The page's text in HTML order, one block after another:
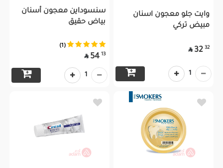
وايت جلو معجون اسنان
مبيض تركي
32
32

1
سنسوداين معجون أسنان
بياض حقيق
(1)
13
54

1